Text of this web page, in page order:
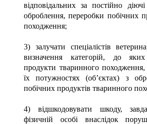
відповідальних за постійно
оброблення, переробки побічних
походження;
3) залучати спеціалістів
визначення категорій, до
продукти тваринного
їх потужностях (об’єктах) з
побічних продуктів тваринного
4) відшкодовувати шкоду,
фізичній особі внаслідок